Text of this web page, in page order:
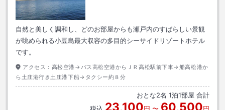
自然と美しく調和し、どのお部屋からも瀬戸内のすばらしい景観
が眺められる小豆島最大収容の多目的シーサイドリゾートホテル
です。
アクセス： 高松空港→バス高松空港からＪＲ高松駅前下車→船高松港か
ら土庄港行き土庄港下船→タクシー約８分
おとな2名 1泊1部屋 合計
23,100 60,500